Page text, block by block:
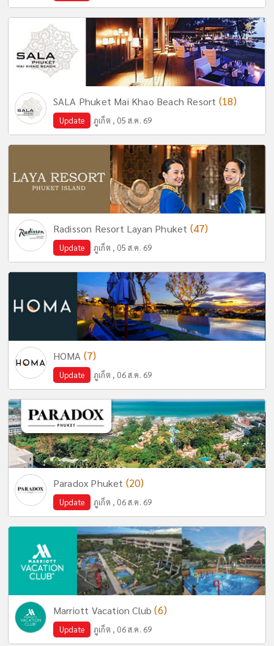
SALA Phuket Mai Khao Beach Resort (18)
Update ภูเก็ต , 05 ส.ค. 69
Radisson Resort Layan Phuket (47)
Update ภูเก็ต , 05 ส.ค. 69
HOMA (7)
Update ภูเก็ต , 06 ส.ค. 69
Paradox Phuket (20)
Update ภูเก็ต , 06 ส.ค. 69
Marriott Vacation Club(6)
Update ภูเก็ต , 06 ส.ค. 69